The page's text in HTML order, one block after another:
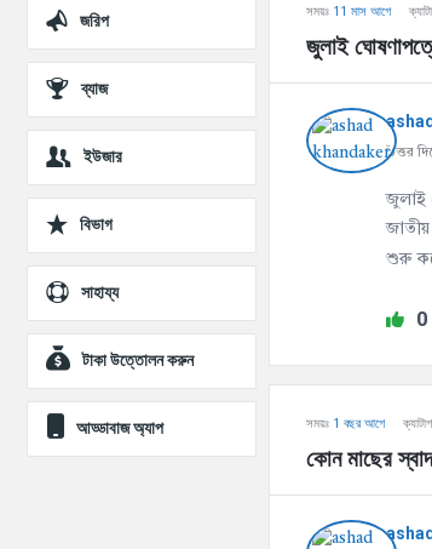
সময়ঃ 11 মাস আগে
জুলাই
উত্তর
জুলাই
শুরু
0
সময়ঃ 1 বছর আগে
কোন মাছের
জরিপ
ব্যাজ
ইউজার
বিভাগ
সাহায্য
টাকা উত্তোলন করুন
আড্ডাবাজ অ্যাপ